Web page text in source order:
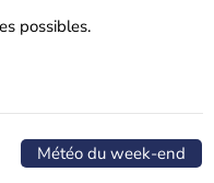
possibles.
Météo du week-end